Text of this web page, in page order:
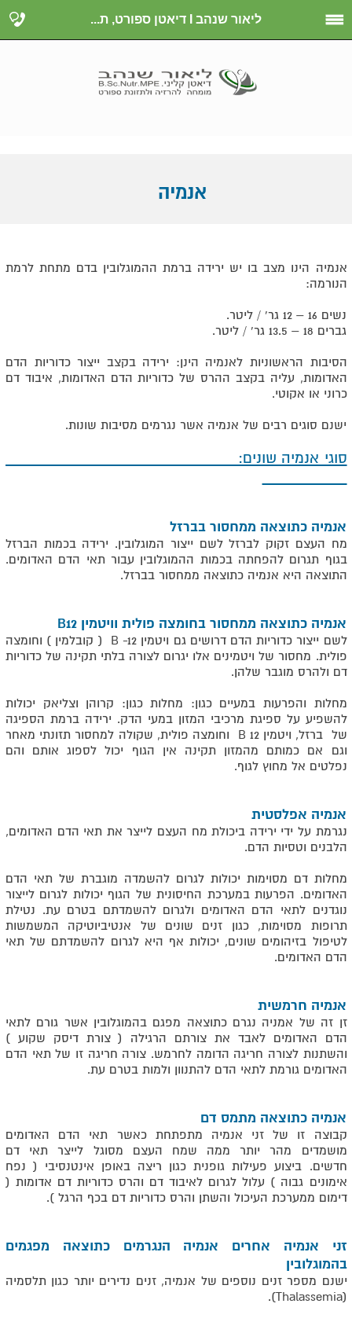
ליאור שנהב I דיאטן ספורט, ת...
אנמיה
אנמיה הינו מצב בו יש ירידה ברמת ההמוגלובין בדם מתחת לרמת
הנורמה:
נשים 16 – 12 גר' / ליטר.
גברים 18 – 13.5 גר' / ליטר.
הסיבות הראשוניות לאנמיה הינן: ירידה בקצב ייצור כדוריות הדם
האדומות, עליה בקצב ההרס של כדוריות הדם האדומות, איבוד דם
כרוני או אקוטי.
ישנם סוגים רבים של אנמיה אשר נגרמים מסיבות שונות.
סוגי אנמיה שונים:
אנמיה כתוצאה ממחסור בברזל
מח העצם זקוק לברזל לשם ייצור המוגלובין. ירידה בכמות הברזל
בגוף תגרום להפחתה בכמות ההמוגלובין עבור תאי הדם האדומים.
התוצאה היא אנמיה כתוצאה ממחסור בברזל.
אנמיה כתוצאה ממחסור בחומצה פולית וויטמין B12
לשם ייצור כדוריות הדם דרושים גם ויטמין B -12 ( קובלמין ) וחומצה
פולית. מחסור של ויטמינים אלו יגרום לצורה בלתי תקינה של כדוריות
דם ולהרס מוגבר שלהן.
מחלות והפרעות במעיים כגון: מחלות כגון: קרוהן וצליאק יכולות
להשפיע על ספיגת מרכיבי המזון במעי הדק. ירידה ברמת הספיגה
של ברזל, ויטמין B 12 וחומצה פולית, שקולה למחסור תזונתי מאחר
וגם אם כמותם מהמזון תקינה אין הגוף יכול לספוג אותם והם
נפלטים אל מחוץ לגוף.
אנמיה אפלסטית
נגרמת על ידי ירידה ביכולת מח העצם לייצר את תאי הדם האדומים,
הלבנים וטסיות הדם.
מחלות דם מסוימות יכולות לגרום להשמדה מוגברת של תאי הדם
האדומים. הפרעות במערכת החיסונית של הגוף יכולות לגרום לייצור
נוגדנים לתאי הדם האדומים ולגרום להשמדתם בטרם עת. נטילת
תרופות מסוימות, כגון זנים שונים של אנטיביוטיקה המשמשות
לטיפול בזיהומים שונים, יכולות אף היא לגרום להשמדתם של תאי
הדם האדומים.
אנמיה חרמשית
זן זה של אמניה נגרם כתוצאה מפגם בהמוגלובין אשר גורם לתאי
הדם האדומים לאבד את צורתם הרגילה ( צורת דיסק שקוע )
והשתנות לצורה חריגה הדומה לחרמש. צורה חריגה זו של תאי הדם
האדומים גורמת לתאי הדם להתנוון ולמות בטרם עת.
אנמיה כתוצאה מתמס דם
קבוצה זו של זני אנמיה מתפתחת כאשר תאי הדם האדומים
מושמדים מהר יותר ממה שמח העצם מסוגל לייצר תאי דם
חדשים. ביצוע פעילות גופנית כגון ריצה באופן אינטנסיבי ( נפח
אימונים גבוה ) עלול לגרום לאיבוד דם והרס כדוריות דם אדומות (
דימום ממערכת העיכול והשתן והרס כדוריות דם בכף הרגל ).
זני אנמיה אחרים אנמיה הנגרמים כתוצאה מפגמים
בהמוגלובין
ישנם מספר זנים נוספים של אנמיה, זנים נדירים יותר כגון תלסמיה
(Thalassemia).